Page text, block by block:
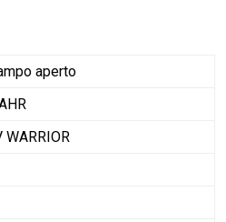
aperto
WARRIOR